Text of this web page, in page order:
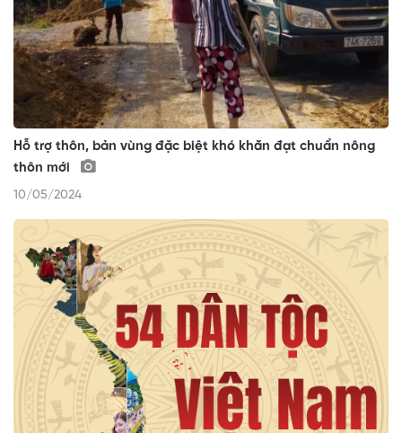
Hỗ trợ thôn, bản vùng đặc biệt khó khăn đạt chuẩn nông
thôn mới
10/05/2024